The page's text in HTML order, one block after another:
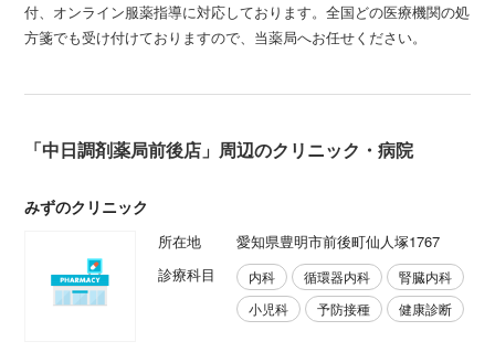
付、オンライン服薬指導に対応しております。全国どの医療機関の処
方箋でも受け付けておりますので、当薬局へお任せください。
「中日調剤薬局前後店」周辺のクリニック・病院
みずのクリニック
所在地
愛知県豊明市前後町仙人塚1767
診療科目
内科 循環器内科
腎臓内科
小児科
予防接種 健康診断